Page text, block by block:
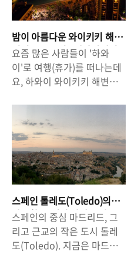
밤이 아름다운 와이키키 해
변의 불꽃놀이 - 하와이에서
놓치기 아까운 이벤트: 시간
& 장소 정보
요즘 많은 사람들이 '하와
이'로 여행(휴가)를 떠나는데
요, 하와이 와이키키 해변에
'와이키키 해변 불꽃놀이' 입
니다. 힐튼 하와이안 빌리지
리조트(Hilton Hawaiian
Village WAIKIKI Beach
Resort)에서 진행하는 것인
인데요, 매주 금요일 밤마다
불꽃 놀이가 진행됩니다. 탁
트인 해변에서 하늘을 향해
쏘아 올리는 것이다보니 해변
어디서든 불꽃놀이를 볼 수
있지만, 머리 바로 위에서 팡
스페인 톨레도(Toledo)의
아늑함. 놓치기 아까운 마드
리드 근교 여행지.
스페인의 중심 마드리드, 그
리고 근교의 작은 도시 톨레
도(Toledo). 지금은 마드리